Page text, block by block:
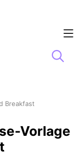
Breakfast
Vorlage